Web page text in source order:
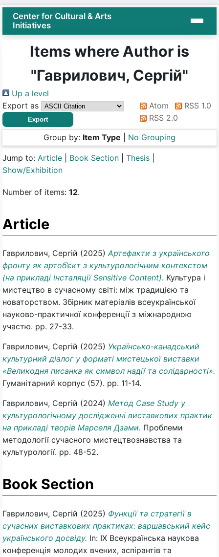
Center for Cultural & Arts
Initiatives
Items where Author is
"Гаврилович, Сергій"
Up a level
Export as
Atom
RSS 1.0
RSS 2.0
Group by: Item Type No Grouping
Jump to: Article Book Section Thesis
Show/Exhibition
Number of items: 12.
Article
Гаврилович, Сергій (2025)Артефакти з українського
фронту як артоб’єкт з культурологічним контекстом
(на прикладі інсталяції Sensitive Content). Культура і
мистецтво в сучасному світі: між традицією та
новаторством. Збірник матеріалів всеукраїнської
науково-практичної конференції з міжнародною
участю. pp. 27-33.
Гаврилович, Сергій (2025) Українсько-канадський
культурний діалог у форматі мистецької виставки
«Великодня писанка як символ надії та солідарності».
Гуманітарний корпус (57). pp. 11-14.
Гаврилович, Сергій (2024) Метод Case Study у
культурологічному дослідженні виставкових практик
на прикладі творів Марселя Дзами. Проблеми
методології сучасного мистецтвознавства та
культурології. pp. 48-52.
Book Section
Гаврилович, Сергій (2025) Функції та стратегії в
сучасних виставкових практиках: варшавський кейс
українського досвіду. In: ІХ Всеукраїнська наукова
конференція молодих вчених, аспірантів та